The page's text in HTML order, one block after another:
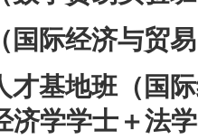
国际经济与贸易
才基地班（国
济学学士＋法